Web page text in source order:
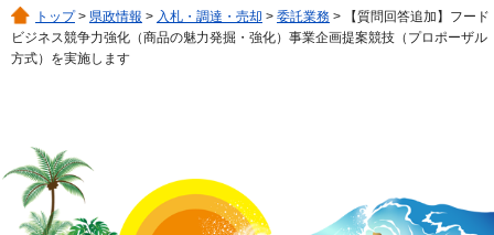
トップ> 県政情報 > 入札・調達・売却 > 委託業務 > 【質問回答追加】フード
ビジネス競争力強化（商品の魅力発掘・強化）事業企画提案競技（プロポーザル
方式）を実施します